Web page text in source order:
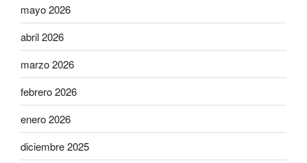
mayo 2026
abril 2026
marzo 2026
febrero 2026
enero 2026
diciembre 2025